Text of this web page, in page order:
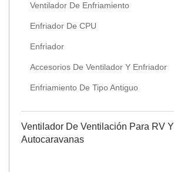
Ventilador De Enfriamiento
Enfriador De CPU
Enfriador
Accesorios De Ventilador Y Enfriador
Enfriamiento De Tipo Antiguo
Ventilador De Ventilación Para RV Y
Autocaravanas